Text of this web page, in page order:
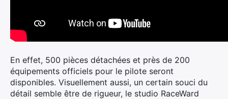
En effet, 500 pièces détachées et près de 200
équipements officiels pour le pilote seront
disponibles. Visuellement aussi, un certain souci du
détail semble être de rigueur, le studio RaceWard